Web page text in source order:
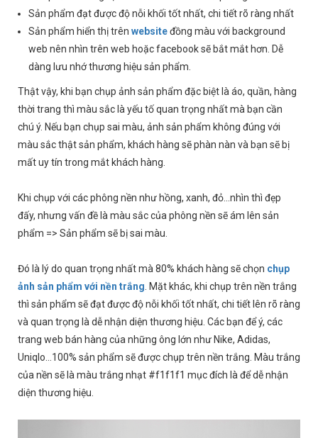
Sản phẩm đạt được độ nỗi khối tốt nhất, chi tiết rõ ràng nhất
Sản phẩm hiển thị trên websiteđồng màu với background
web nên nhìn trên web hoặc facebook sẽ bắt mắt hơn. Dễ
dàng lưu nhớ thương hiệu sản phẩm.
Thật vậy, khi bạn chụp ảnh sản phẩm đặc biệt là áo, quần, hàng
thời trang thì màu sắc là yếu tố quan trọng nhất mà bạn cần
chú ý. Nếu bạn chụp sai màu, ảnh sản phẩm không đúng với
màu sắc thật sản phẩm, khách hàng sẽ phàn nàn và bạn sẽ bị
mất uy tín trong mắt khách hàng.
Khi chụp với các phông nền như hồng, xanh, đỏ…nhìn thì đẹp
đấy, nhưng vấn đề là màu sắc của phông nền sẽ ám lên sản
phẩm => Sản phẩm sẽ bị sai màu.
Đó là lý do quan trọng nhất mà 80% khách hàng sẽ chọn chụp
ảnh sản phẩm với nền trắng. Mặt khác, khi chụp trên nền trắng
thì sản phẩm sẽ đạt được độ nỗi khối tốt nhất, chi tiết lên rõ ràng
và quan trọng là dễ nhận diện thương hiệu. Các bạn để ý, các
trang web bán hàng của những ông lớn như Nike, Adidas,
Uniqlo…100% sản phẩm sẽ được chụp trên nền trắng. Màu trắng
của nền sẽ là màu trắng nhạt #f1f1f1 mục đích là để dễ nhận
diện thương hiệu.